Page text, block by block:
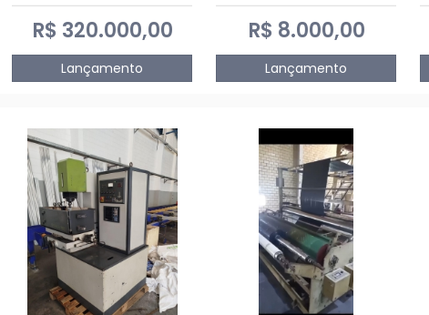
R$ 320.000,00
Lançamento
R$ 8.000,00
Lançamento